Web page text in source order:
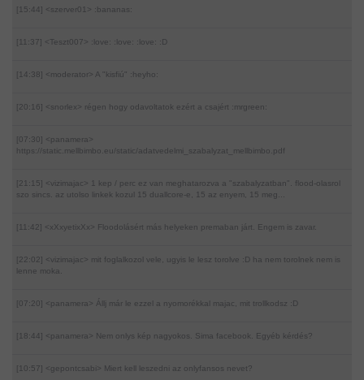
[15:44] <szerver01> :bananas:
[11:37] <Teszt007> :love: :love: :love: :D
[14:38] <moderator> A "kisfiú" :heyho:
[20:16] <snorlex> régen hogy odavoltatok ezért a csajért :mrgreen:
[07:30] <panamera>
https://static.mellbimbo.eu/static/adatvedelmi_szabalyzat_mellbimbo.pdf
[21:15] <vizimajac> 1 kep / perc ez van meghatarozva a "szabalyzatban". flood-olasrol
szo sincs. az utolso linkek kozul 15 duallcore-e, 15 az enyem, 15 meg...
[11:42] <xXxyetixXx> Floodolásért más helyeken premaban járt. Engem is zavar.
[22:02] <vizimajac>
mit foglalkozol vele, ugyis le lesz torolve :D ha nem torolnek nem is
lenne moka.
[07:20] <panamera> Állj már le ezzel a nyomorékkal majac, mit trollkodsz :D
[18:44] <panamera> Nem onlys kép nagyokos. Sima facebook. Egyéb kérdés?
[10:57] <gepontcsabi> Miert kell leszedni az onlyfansos nevet?